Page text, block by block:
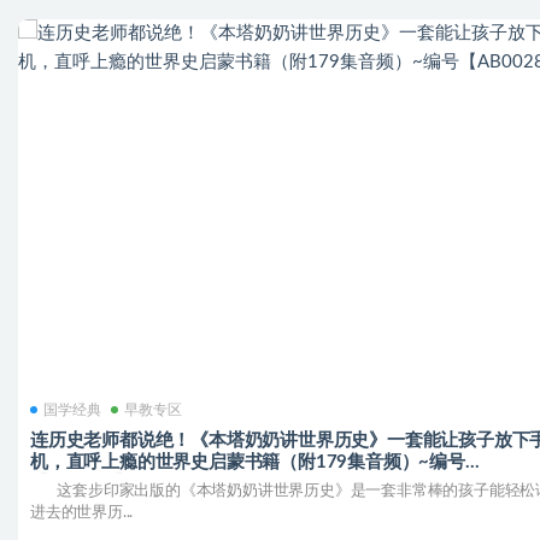
国学经典 早教专区
连历史老师都说绝！《本塔奶奶讲世界历史》一套能让孩子放下
机，直呼上瘾的世界史启蒙书籍（附179集音频）~编号
【AB0028】
这套步印家出版的《本塔奶奶讲世界历史》是一套非常棒的孩子能轻松
进去的世界历...